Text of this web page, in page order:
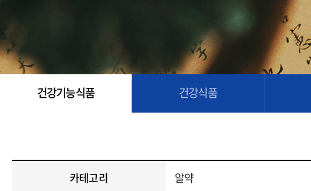
건강기능식품 건강식품
카테고리 알약